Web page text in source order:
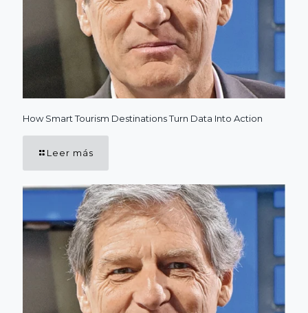
How Smart Tourism Destinations Turn Data Into Action
Leer más